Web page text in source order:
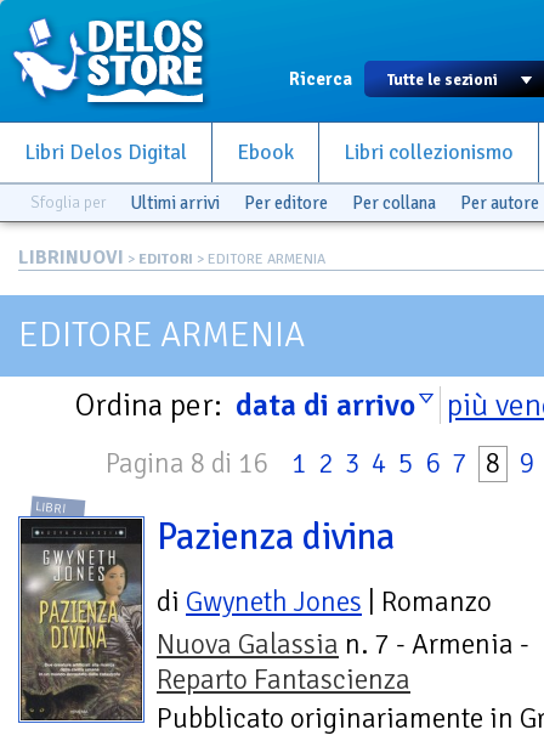
Ricerca
Libri Delos Digital Ebook Libri collezionismo
Sfoglia per Ultimi arrivi Per editore Per collana Per autore
LIBRINUOVI > EDITORI > EDITORE ARMENIA
EDITORE ARMENIA
Ordina per: data di arrivo più
Pagina 8 di 16 1 2 3 4 5 6 7 8 9
LIBRI
Pazienza divina
di Gwyneth Jones | Romanzo
Nuova Galassia n. 7 - Armenia -
Reparto Fantascienza
Pubblicato originariamente in